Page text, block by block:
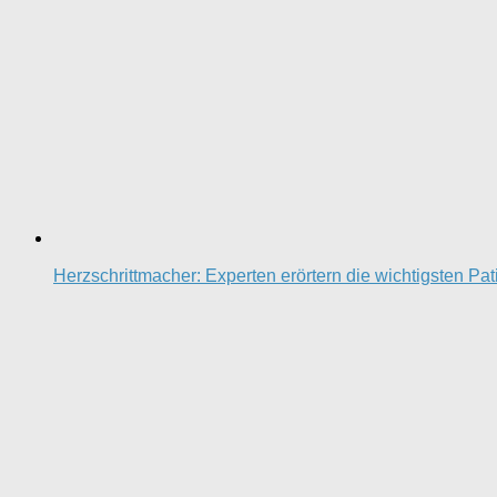
Herzschrittmacher: Experten erörtern die wichtigsten